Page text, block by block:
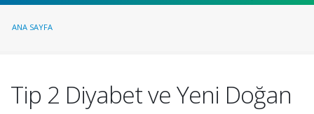
ANA SAYFA
Tip 2 Diyabet ve Yeni Doğan